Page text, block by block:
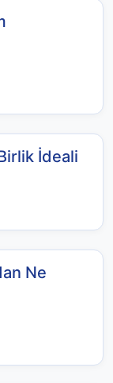
İdeali
Ne